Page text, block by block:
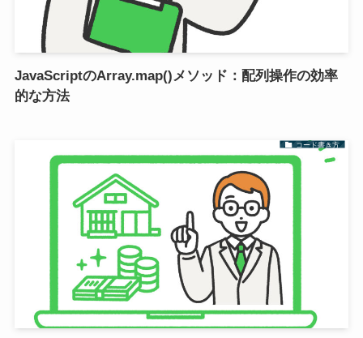
JavaScriptのArray.map()メソッド：配列操作の効率
的な方法
コード書き方